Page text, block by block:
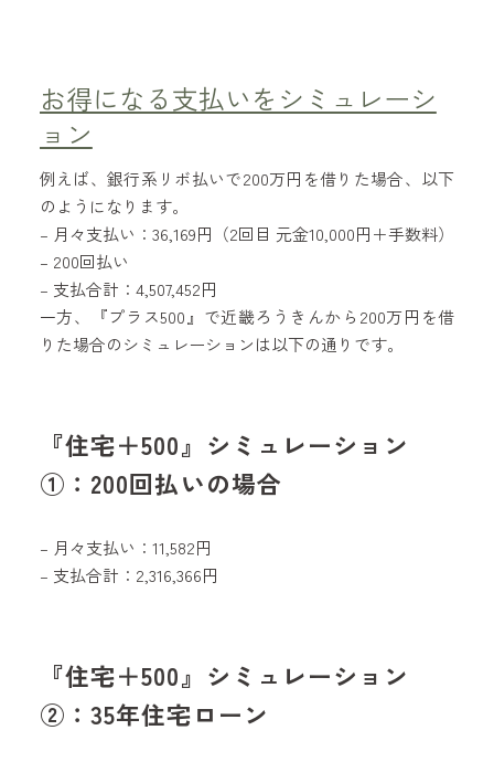
お得になる支払いをシミュレーシ
ョン
例えば、銀行系リボ払いで200万円を借りた場合、以下
のようになります。
– 月々支払い：36,169円（2回目 元金10,000円＋手数料）
– 200回払い
– 支払合計：4,507,452円
一方、『プラス500』で近畿ろうきんから200万円を借
りた場合のシミュレーションは以下の通りです。
『住宅＋500』シミュレーション
①：200回払いの場合
– 月々支払い：11,582円
– 支払合計：2,316,366円
『住宅＋500』 シミュレーション
②：35年住宅ローン